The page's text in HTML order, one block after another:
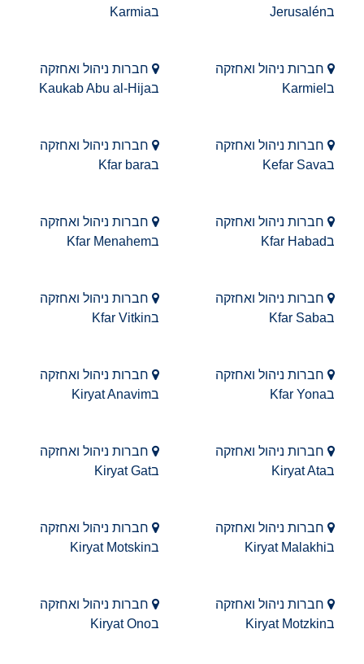
בJerusalén
בKarmia
חברות ניהול ואחזקה
בKarmiel
חברות ניהול ואחזקה
בKaukab Abu al-Hija
חברות ניהול ואחזקה
בKefar Sava
חברות ניהול ואחזקה
בKfar bara
חברות ניהול ואחזקה
בKfar Habad
חברות ניהול ואחזקה
בKfar Menahem
חברות ניהול ואחזקה
בKfar Saba
חברות ניהול ואחזקה
בKfar Vitkin
חברות ניהול ואחזקה
בKfar Yona
חברות ניהול ואחזקה
בKiryat Anavim
חברות ניהול ואחזקה
בKiryat Ata
חברות ניהול ואחזקה
בKiryat Gat
חברות ניהול ואחזקה
בKiryat Malakhi
חברות ניהול ואחזקה
בKiryat Motskin
חברות ניהול ואחזקה
בKiryat Motzkin
חברות ניהול ואחזקה
בKiryat Ono